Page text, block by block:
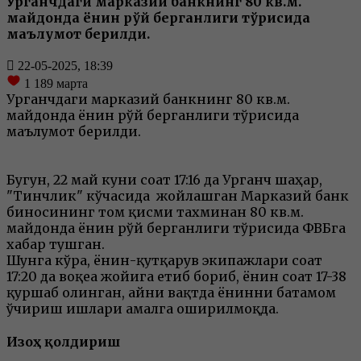
майдонда ёнғин рўй берганлиги тўғрисида
маълумот берилди.
22-05-2025, 18:39
1 189 марта
Урганчдаги марказий банкнинг 80 кв.м.
майдонда ёнғин рўй берганлиги тўғрисида
маълумот берилди.
Бугун, 22 май куни соат 17:16 да Урганч шаҳар,
"Тинчлик" кўчасида жойлашган Марказий банк
биносининг том қисми тахминан 80 кв.м.
майдонда ёнғин рўй берганлиги тўғрисида ФВБга
хабар тушган.
Шунга кўра, ёнғин-қутқарув экипажлари соат
17:20 да воқеа жойига етиб бориб, ёнғин соат 17-38
қуршаб олинган, айни вақтда ёнғинни батамом
ўчириш ишлари амалга оширилмоқда.
Изоҳ қолдириш